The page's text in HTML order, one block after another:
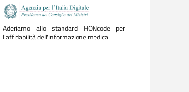
Aderiamo allo standard HONcode per
l'affidabilità dell'informazione medica.